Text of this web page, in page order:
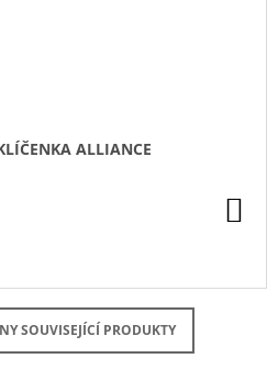
ALLIANCE
SOUVISEJÍCÍ PRODUKTY